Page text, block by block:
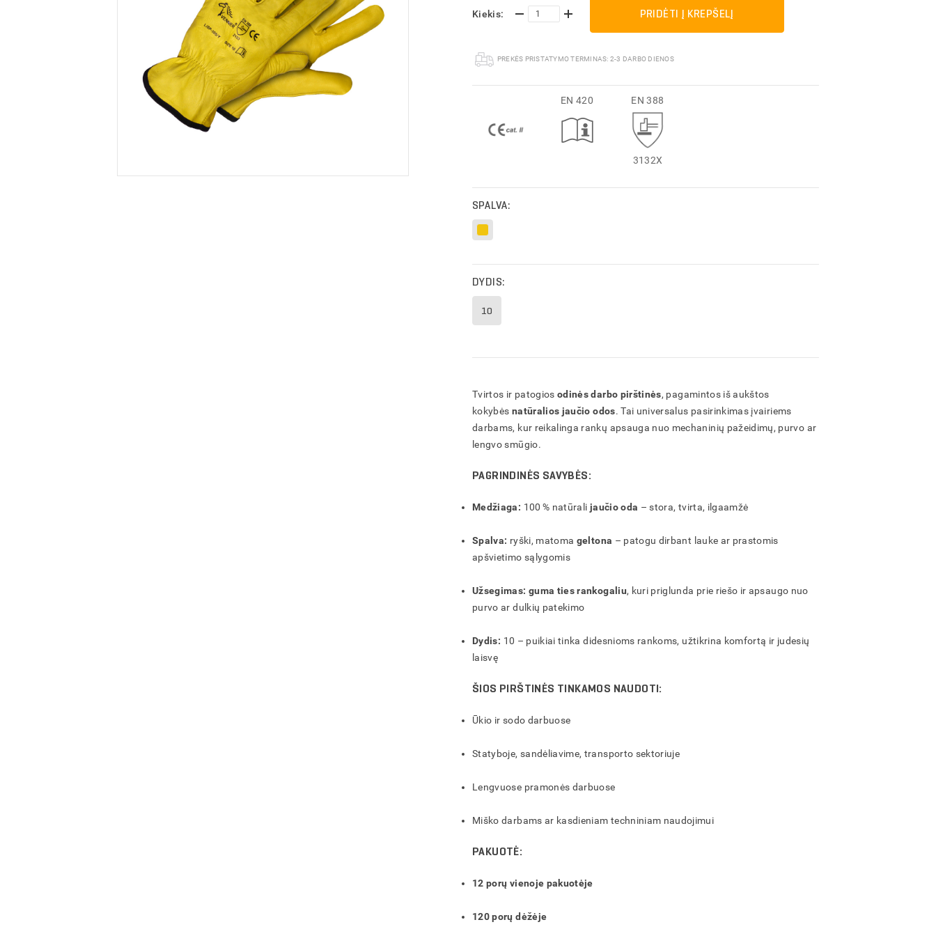
Pakavimo medžiagos
Kiekis: PRIDĖTI Į KREPŠELĮ
PREKĖS PRISTATYMO TERMINAS: 2-3 DARBO DIENOS
EN 420 EN 388
3132X
SPALVA:
DYDIS:
10
Tvirtos ir patogiosodinės darbo pirštinės, pagamintos iš aukštos
kokybės natūralios jaučio odos. Tai universalus pasirinkimas įvairiems
darbams, kur reikalinga rankų apsauga nuo mechaninių pažeidimų, purvo ar
lengvo smūgio.
PAGRINDINĖS SAVYBĖS:
Medžiaga: 100 % natūrali jaučio oda – stora, tvirta, ilgaamžė
Spalva: ryški, matoma geltona – patogu dirbant lauke ar prastomis
apšvietimo sąlygomis
Užsegimas: guma ties rankogaliu, kuri priglunda prie riešo ir apsaugo nuo
purvo ar dulkių patekimo
Dydis: 10 – puikiai tinka didesnioms rankoms, užtikrina komfortą ir judesių
laisvę
ŠIOS PIRŠTINĖS TINKAMOS NAUDOTI:
Ūkio ir sodo darbuose
Statyboje, sandėliavime, transporto sektoriuje
Lengvuose pramonės darbuose
Miško darbams ar kasdieniam techniniam naudojimui
PAKUOTĖ:
12 porų vienoje pakuotėje
120 porų dėžėje
ĮVESKITE PREKIŲ KREPŠELIO PAVADINIMĄ
IŠSAUGOTI
IŠTRINTI
IŠTRINTI
IŠSAUGOTI
IŠSAUGOTI
IŠTRINTI
IŠTRINTI
ĮVESKITE KAM SKIRTAS PASIŪLYMAS
FORMUOTI